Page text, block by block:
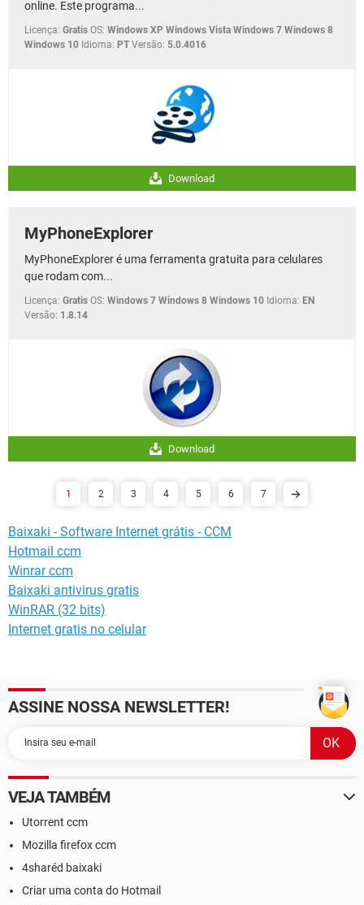
online. Este programa...
Licença: Gratis OS: Windows XP Windows Vista Windows 7 Windows 8
Windows 10 Idioma: PT Versão: 5.0.4016
Download
MyPhoneExplorer
MyPhoneExplorer é uma ferramenta gratuita para celulares
que rodam com...
Licença: Gratis OS: Windows 7 Windows 8 Windows 10 Idioma: EN
Versão: 1.8.14
Download
1 2 3 4 5 6 7
Baixaki - Software Internet grátis - CCM
Hotmail ccm
Winrar ccm
Baixaki antivirus gratis
WinRAR (32 bits)
Internet gratis no celular
ASSINE NOSSA NEWSLETTER!
VEJA TAMBÉM
Utorrent ccm
Mozilla firefox ccm
4sharéd baixaki
Criar uma conta do Hotmail